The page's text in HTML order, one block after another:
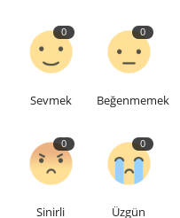
0
Sevmek
0
Beğenmemek
0
Sinirli
0
Üzgün